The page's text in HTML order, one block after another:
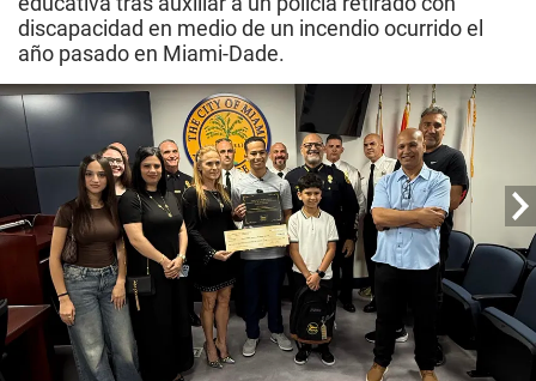
discapacidad en medio de un incendio ocurrido el
año pasado en Miami-Dade.